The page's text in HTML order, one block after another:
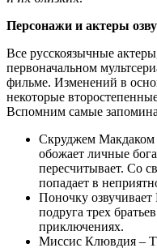
Персонажи и актеры
Все русскоязычные
первоначальном
фильме. Изменений в
некоторые
Вспомним самые
Скруджем Макдаком
обожает личные
пересчитывает. Со
попадает в
Поночку
подруга трех
приключениях.
Миссис Клювдия –